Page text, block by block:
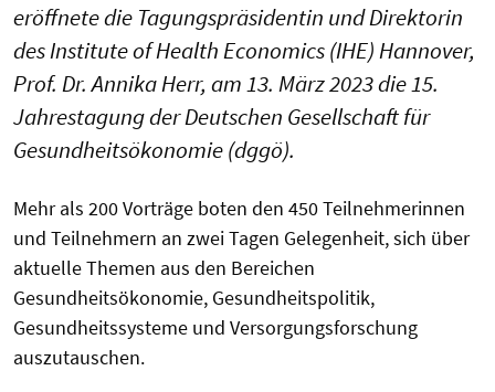
eröffnete die Tagungspräsidentin und Direktorin
des Institute of Health Economics (IHE) Hannover,
Prof. Dr. Annika Herr, am 13. März 2023 die 15.
Jahrestagung der Deutschen Gesellschaft für
Gesundheitsökonomie (dggö).
Mehr als 200 Vorträge boten den 450 Teilnehmerinnen
und Teilnehmern an zwei Tagen Gelegenheit, sich über
aktuelle Themen aus den Bereichen
Gesundheitsökonomie, Gesundheitspolitik,
Gesundheitssysteme und Versorgungsforschung
auszutauschen.